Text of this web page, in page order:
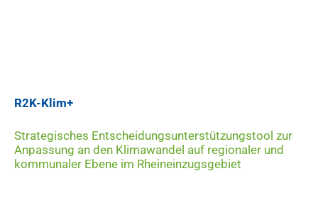
R2K-Klim+
Strategisches Entscheidungsunterstützungstool zur
Anpassung an den Klimawandel auf regionaler und
kommunaler Ebene im Rheineinzugsgebiet